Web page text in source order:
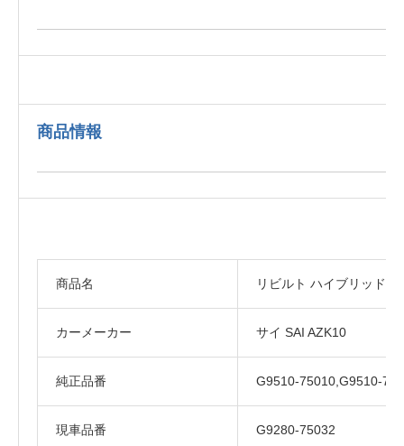
商品情報
商品名 リビルト ハイブリッドバ
カーメーカー サイ SAI AZK10
純正品番 G9510-75010,G9510-
現車品番 G9280-75032